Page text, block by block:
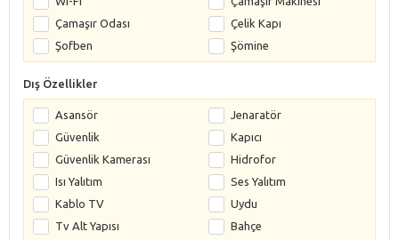
Çamaşır Odası
Çelik Kapı
Şofben
Şömine
Dış Özellikler
Asansör
Jenaratör
Güvenlik
Kapıcı
Güvenlik Kamerası
Hidrofor
Isı Yalıtım
Ses Yalıtım
Kablo TV
Uydu
Tv Alt Yapısı
Bahçe